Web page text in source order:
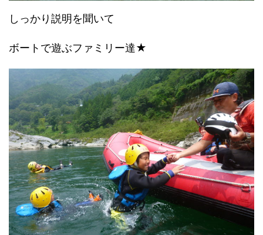
しっかり説明を聞いて
ボートで遊ぶファミリー達★